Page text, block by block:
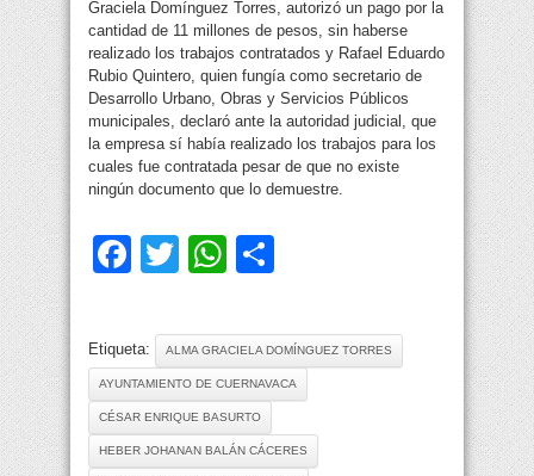
Graciela Domínguez Torres, autorizó un pago por la
cantidad de 11 millones de pesos, sin haberse
realizado los trabajos contratados y Rafael Eduardo
Rubio Quintero, quien fungía como secretario de
Desarrollo Urbano, Obras y Servicios Públicos
municipales, declaró ante la autoridad judicial, que
la empresa sí había realizado los trabajos para los
cuales fue contratada pesar de que no existe
ningún documento que lo demuestre.
Facebook
TwitterWhatsApp
Etiqueta: ALMA GRACIELA DOMÍNGUEZ TORRES
AYUNTAMIENTO DE CUERNAVACA
CÉSAR ENRIQUE BASURTO
HEBER JOHANAN BALÁN CÁCERES